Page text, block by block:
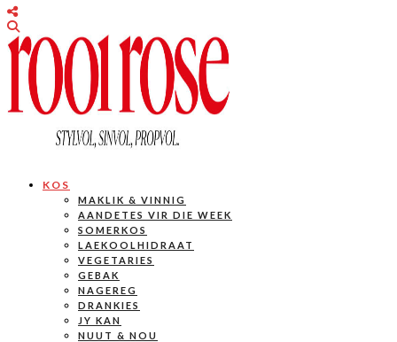
KOS
MAKLIK & VINNIG
AANDETES VIR DIE WEEK
SOMERKOS
LAEKOOLHIDRAAT
VEGETARIES
GEBAK
NAGEREG
DRANKIES
JY KAN
NUUT & NOU